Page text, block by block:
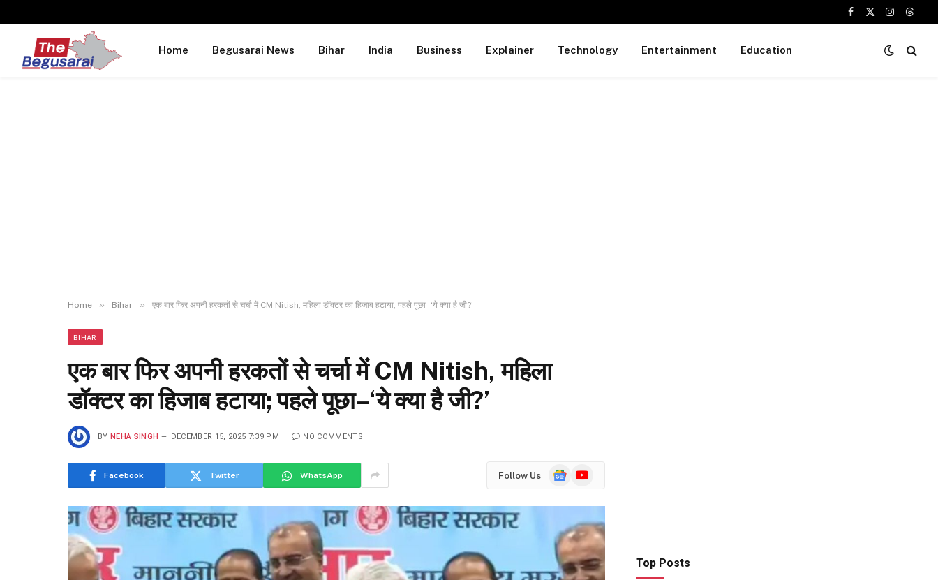
Facebook
X
Instagram
Home Begusarai News Bihar India Business Explainer Technology Entertainment Education
Home » Bihar » एक बार फिर अपनी हरकतों से चर्चा में CM Nitish, महिला डॉक्टर का हिजाब हटाया; पहले पूछा–‘ये क्या है जी?’
BIHAR
एक बार फिर अपनी हरकतों से चर्चा में CM Nitish, महिला
डॉक्टर का हिजाब हटाया; पहले पूछा–‘ये क्या है जी?’
BY NEHA SINGH DECEMBER 15, 2025 7:39 PM NO COMMENTS
Facebook Twitter WhatsApp Follow Us
GoogleYouTube
Top Posts